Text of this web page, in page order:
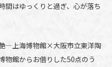
間はゆっくりと過ぎ、心が落ち
―上海博物館×大阪市立東洋陶
物館からお借りした50点のう